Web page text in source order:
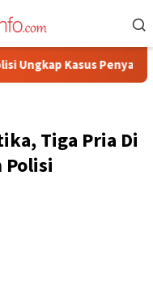
BBM Solar Subsidi,
Tiga Pria Di
Polisi